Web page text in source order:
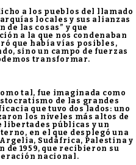
a los pueblos del llamado
locales y sus alianzas
las cosas” y que
a la que nos condenaban
que había vías posibles,
sino un campo de fuerzas
transformar.
tal, fue imaginada como
de las grandes
que tuvo dos lados: uno
los niveles más altos de
libertades públicas y un
en el que desplegó una
Sudáfrica, Palestina y
1959, que recibieron su
nacional.